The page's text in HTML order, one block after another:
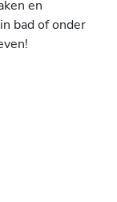
en
bad of onder